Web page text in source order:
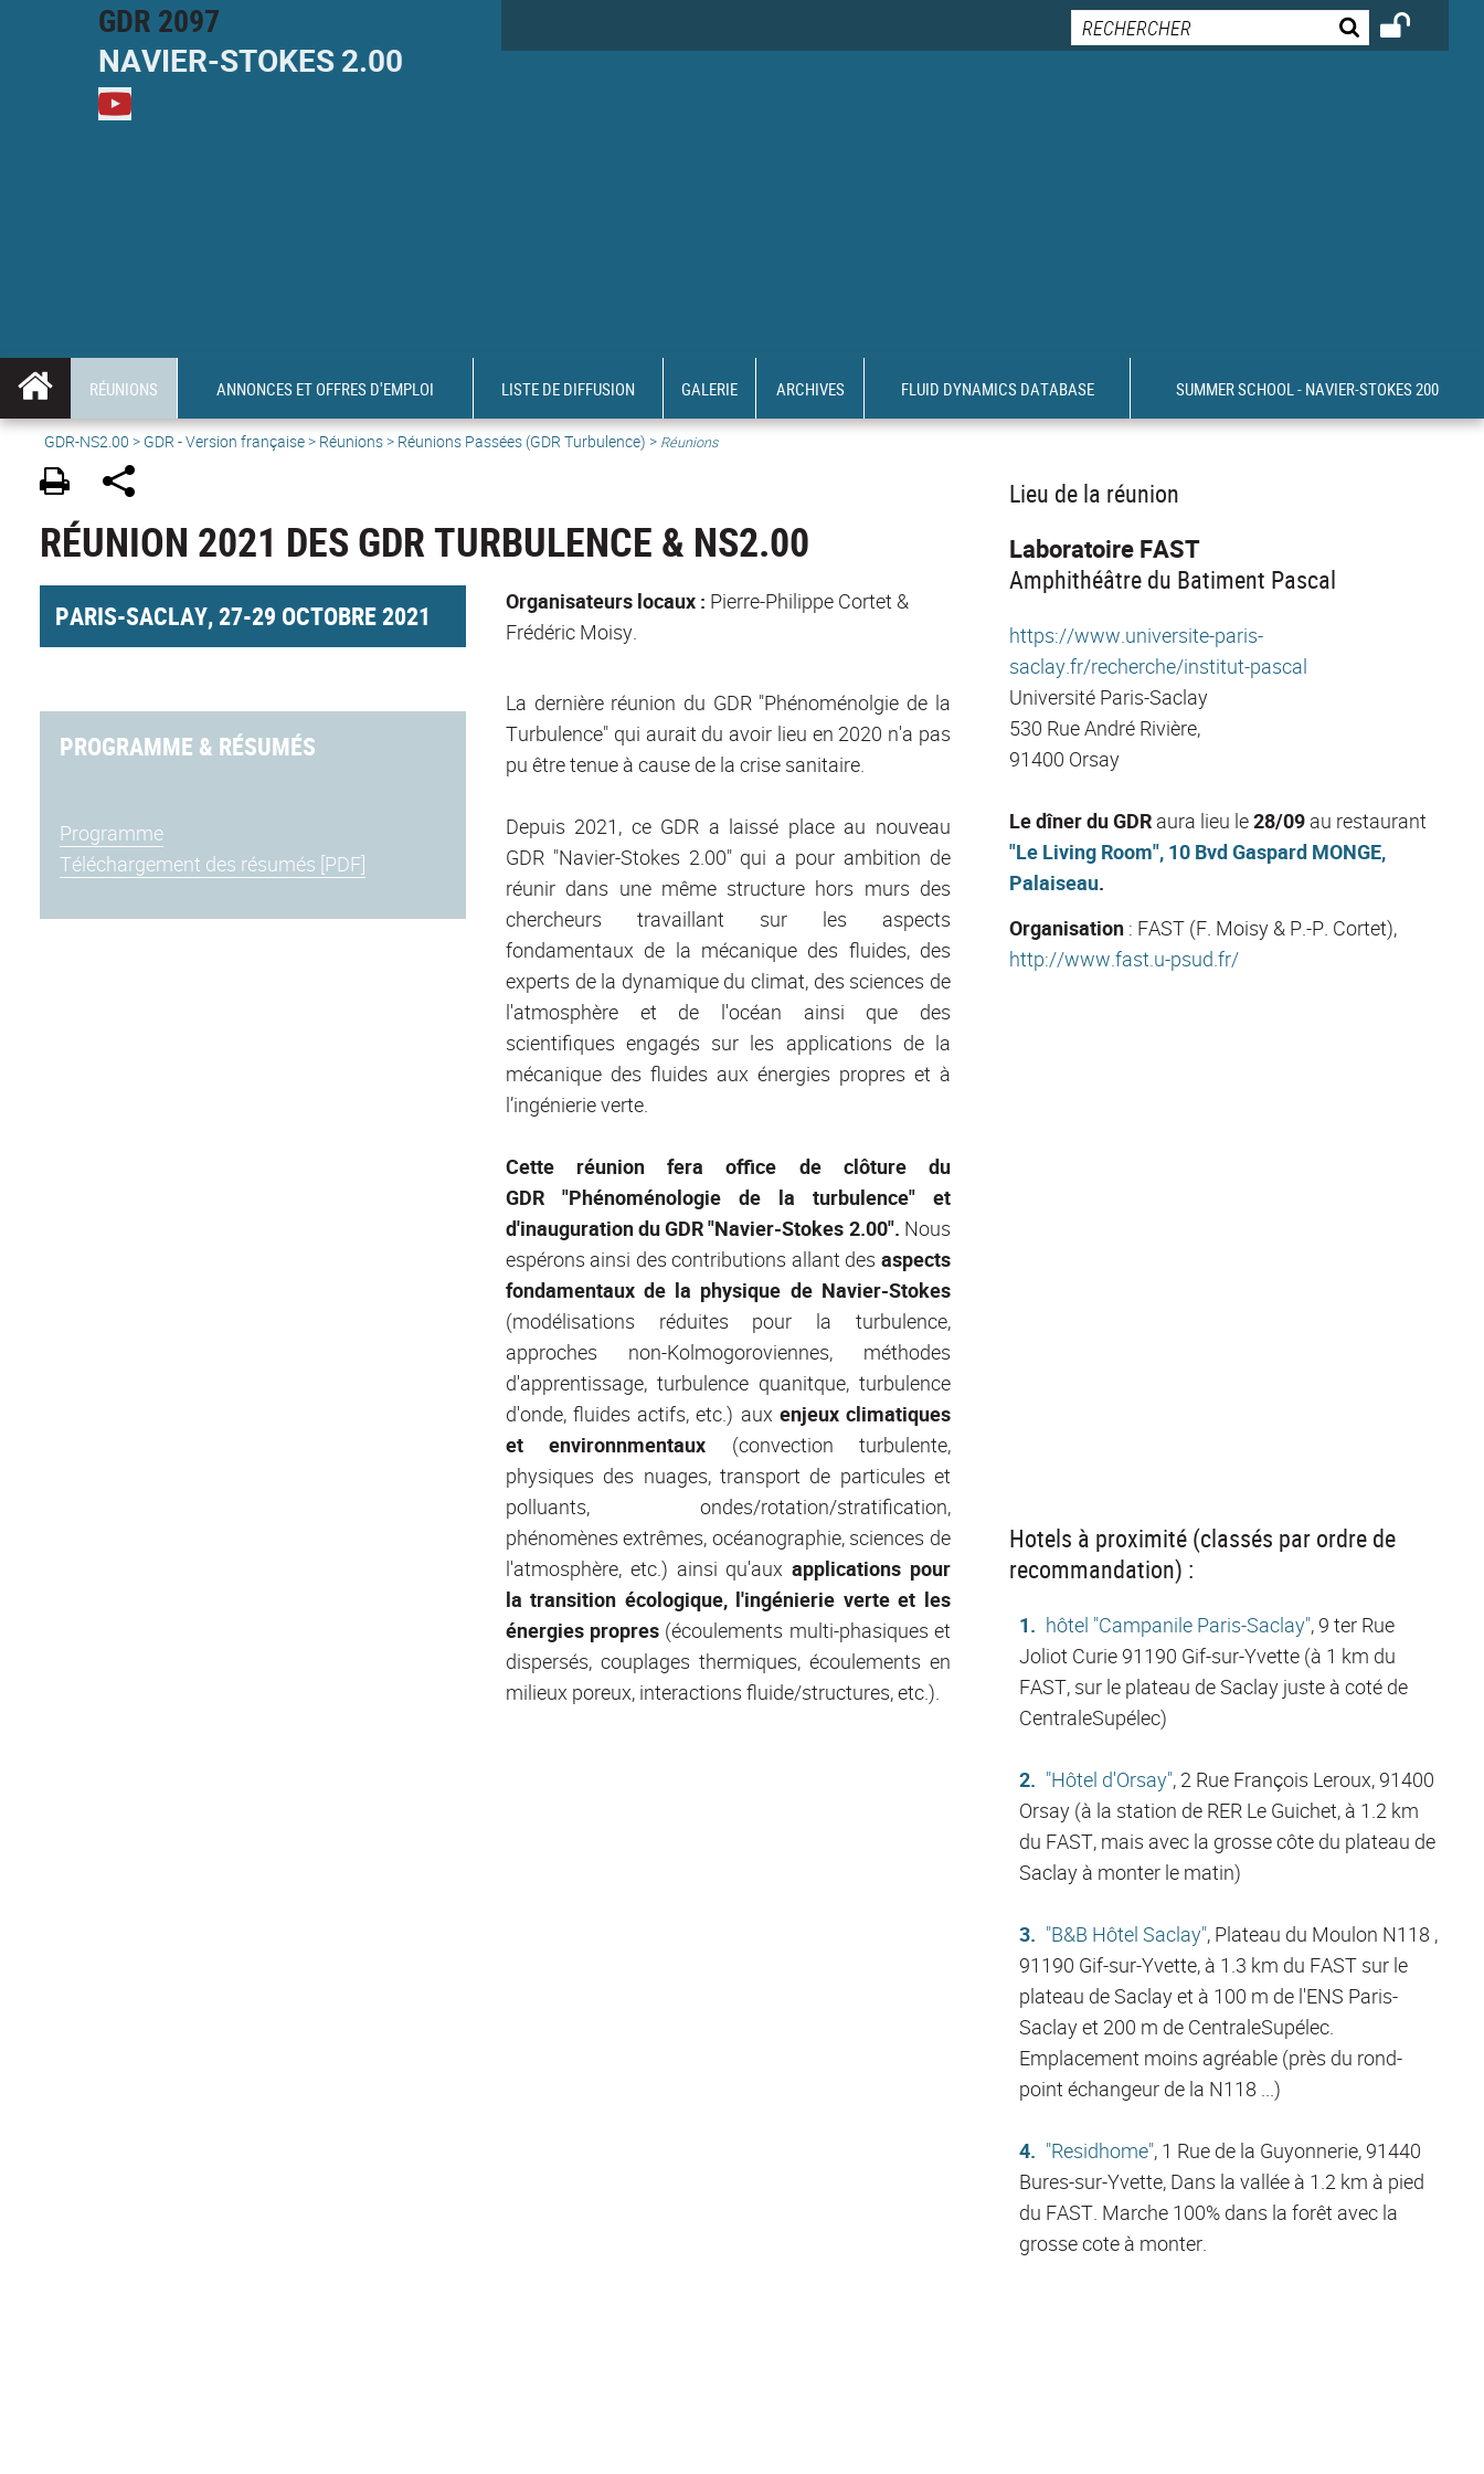
GDR 2097
NAVIER-STOKES2.00
RÉUNIONS ANNONCES ET OFFRES D'EMPLOI LISTE DE DIFFUSION GALERIE ARCHIVES FLUID DYNAMICS DATABASE SUMMER SCHOOL - NAVIER-STOKES 200
GDR-NS2.00 > GDR - Version française> Réunions> Réunions Passées (GDR Turbulence) > Réunions
RÉUNION 2021 DES GDR TURBULENCE & NS2.00
PARIS-SACLAY, 27-29 OCTOBRE 2021 Organisateurs locaux : Pierre-Philippe Cortet &
Frédéric Moisy.
PROGRAMME & RÉSUMÉS
Programme
Téléchargement des résumés [PDF]
La dernière réunion du GDR "Phénoménolgie de la
Turbulence" qui aurait du avoir lieu en 2020 n'a pas
pu être tenue à cause de la crise sanitaire.
Depuis 2021, ce GDR a laissé place au nouveau
GDR "Navier-Stokes 2.00" qui a pour ambition de
réunir dans une même structure hors murs des
chercheurs travaillant sur les aspects
fondamentaux de la mécanique des fluides, des
experts de la dynamique du climat, des sciences de
l'atmosphère et de l'océan ainsi que des
scientifiques engagés sur les applications de la
mécanique des fluides aux énergies propres et à
l’ingénierie verte.
Cette réunion fera office de clôture du
GDR "Phénoménologie de la turbulence" et
d'inauguration du GDR "Navier-Stokes 2.00". Nous
espérons ainsi des contributions allant des aspects
fondamentaux de la physique de Navier-Stokes
(modélisations réduites pour la turbulence,
approches non-Kolmogoroviennes, méthodes
d'apprentissage, turbulence quanitque, turbulence
d'onde, fluides actifs, etc.) aux enjeux climatiques
et environnmentaux (convection turbulente,
physiques des nuages, transport de particules et
polluants, ondes/rotation/stratification,
phénomènes extrêmes, océanographie, sciences de
l'atmosphère, etc.) ainsi qu'auxapplications pour
la transition écologique, l'ingénierie verte et les
énergies propres (écoulements multi-phasiques et
dispersés, couplages thermiques, écoulements en
milieux poreux, interactions fluide/structures, etc.).
Lieu de la réunion
Laboratoire FAST
Amphithéâtre du Batiment Pascal
https://www.universite-paris-
saclay.fr/recherche/institut-pascal
Université Paris-Saclay
530 Rue André Rivière,
91400 Orsay
Le dîner du GDRaura lieu le28/09au restaurant
"Le Living Room", 10 Bvd Gaspard MONGE,
Palaiseau.
Organisation: FAST (F. Moisy & P.-P. Cortet),
http://www.fast.u-psud.fr/
Hotels à proximité (classés par ordre de
recommandation) :
hôtel "Campanile Paris-Saclay", 9 ter Rue
Joliot Curie 91190 Gif-sur-Yvette (à 1 km du
FAST, sur le plateau de Saclay juste à coté de
CentraleSupélec)
"Hôtel d'Orsay", 2 Rue François Leroux, 91400
Orsay (à la station de RER Le Guichet, à 1.2 km
du FAST, mais avec la grosse côte du plateau de
Saclay à monter le matin)
"B&B Hôtel Saclay", Plateau du Moulon N118 ,
91190 Gif-sur-Yvette, à 1.3 km du FAST sur le
plateau de Saclay et à 100 m de l'ENS Paris-
Saclay et 200 m de CentraleSupélec.
Emplacement moins agréable (près du rond-
point échangeur de la N118 ...)
"Residhome", 1 Rue de la Guyonnerie, 91440
Bures-sur-Yvette, Dans la vallée à 1.2 km à pied
du FAST. Marche 100% dans la forêt avec la
grosse cote à monter.